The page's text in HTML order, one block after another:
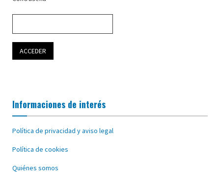
Informaciones de interés
Política de privacidad y aviso legal
Política de cookies
Quiénes somos